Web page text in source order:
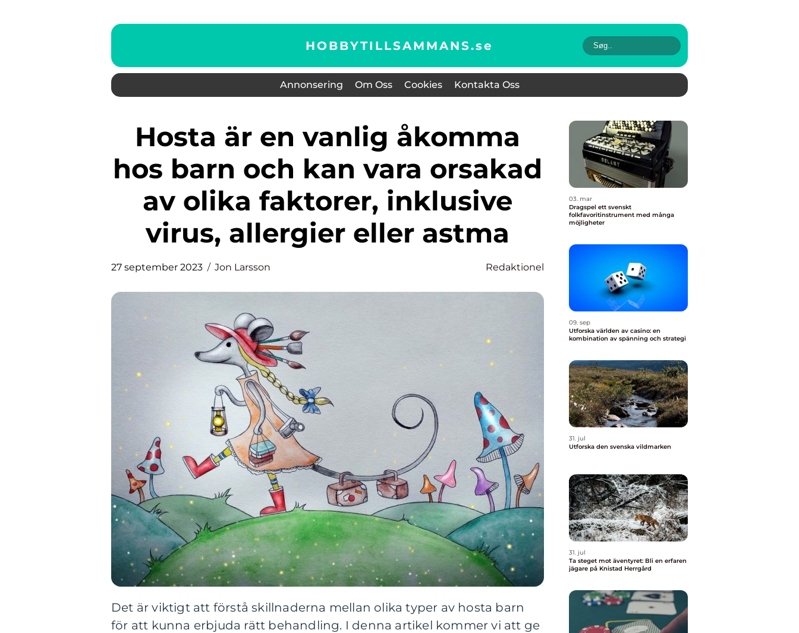
HOBBYTILLSAMMANS.se
Annonsering Om Oss Cookies Kontakta Oss
Hosta är en vanlig åkomma
hos barn och kan vara orsakad
av olika faktorer, inklusive
virus, allergier eller astma
27 september 2023 Jon Larsson Redaktionel
Det är viktigt att förstå skillnaderna mellan olika typer av hosta barn
för att kunna erbjuda rätt behandling. I denna artikel kommer vi att ge
03. mar
Dragspel ett svenskt
folkfavoritinstrument med många
möjligheter
09. sep
Utforska världen av casino: en
kombination av spänning och strategi
31. jul
Utforska den svenska vildmarken
31. jul
Ta steget mot äventyret: Bli en erfaren
jägare på Knistad Herrgård